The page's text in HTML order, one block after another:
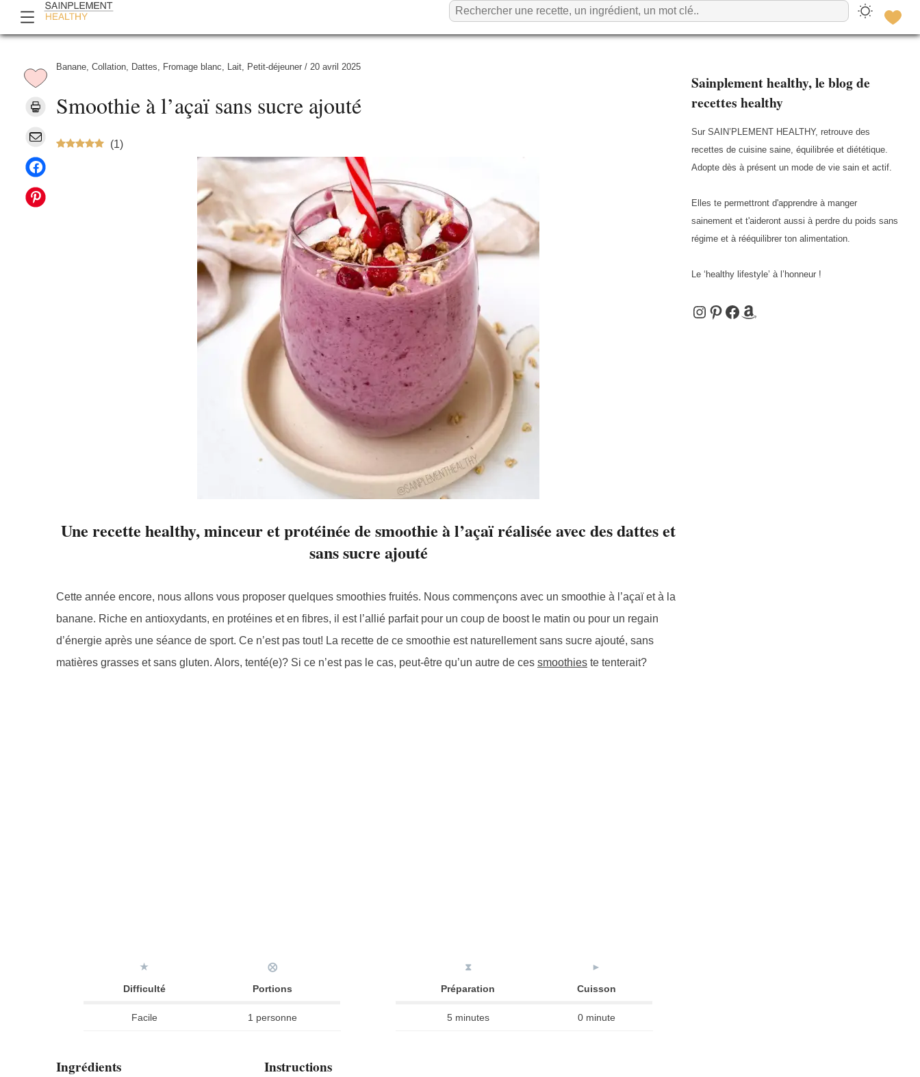
Sainplement healthy, le blog de
recettes healthy
Sur SAIN’PLEMENT HEALTHY, retrouve des
recettes de cuisine saine, équilibrée et diététique.
Adopte dès à présent un mode de vie sain et actif.
Elles te permettront d'apprendre à manger
sainement et t'aideront aussi à perdre du poids sans
régime et à rééquilibrer ton alimentation.
Le ‘healthy lifestyle’ à l’honneur !
Instagram
Pinterest
Facebook
Amazon
Banane, Collation, Dattes, Fromage blanc, Lait, Petit-déjeuner / 20 avril 2025
Smoothie à l’açaï sans sucre ajouté
(1)
Une recette healthy, minceur et protéinée de smoothie à l’açaï réalisée avec des dattes et
sans sucre ajouté
Cette année encore, nous allons vous proposer quelques smoothies fruités. Nous commençons avec un smoothie à l’açaï et à la
banane. Riche en antioxydants, en protéines et en fibres, il est l’allié parfait pour un coup de boost le matin ou pour un regain
d’énergie après une séance de sport. Ce n’est pas tout! La recette de ce smoothie est naturellement sans sucre ajouté, sans
matières grasses et sans gluten. Alors, tenté(e)? Si ce n’est pas le cas, peut-être qu’un autre de ces smoothies te tenterait?
★
Difficulté
⨂
Portions
Facile 1 personne
⧗
Préparation
►
Cuisson
5 minutes 0 minute
Ingrédients Instructions